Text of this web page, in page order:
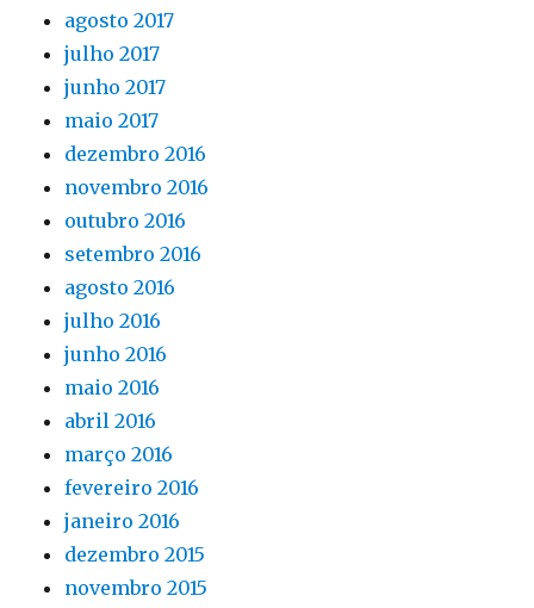
agosto 2017
julho 2017
junho 2017
maio 2017
dezembro 2016
novembro 2016
outubro 2016
setembro 2016
agosto 2016
julho 2016
junho 2016
maio 2016
abril 2016
março 2016
fevereiro 2016
janeiro 2016
dezembro 2015
novembro 2015